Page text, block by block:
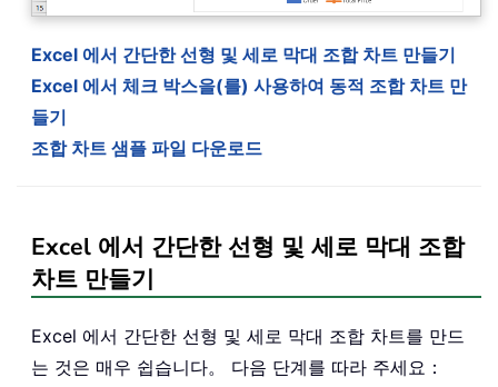
Excel 에서 간단한 선형 및 세로 막대 조합 차트 만들기
Excel 에서 체크 박스을(를) 사용하여 동적 조합 차트 만
들기
조합 차트 샘플 파일 다운로드
Excel 에서 간단한 선형 및 세로 막대 조합
차트 만들기
Excel 에서 간단한 선형 및 세로 막대 조합 차트를 만드
는 것은 매우 쉽습니다。 다음 단계를 따라 주세요：